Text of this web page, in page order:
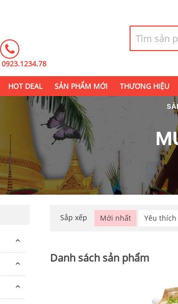
0923.1234.78
HOT DEAL SẢN PHẨM MỚI THƯƠNG HIỆU
Sắp xếp Mới nhất Yêu thích
Danh sách sản phẩm